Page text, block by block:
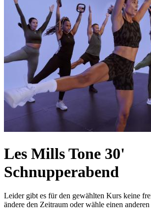
Les Mills Tone 30'
Schnupperabend
Leider gibt es für den gewählten Kurs keine
ändere den Zeitraum oder wähle einen